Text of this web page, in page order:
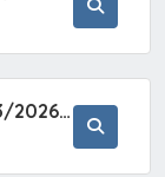
PREGÃO ELETRÔNICO Nº 023/2026 - AQUISIÇÃO DE ENXOVAL INFANTIL, EM ATENDIMENTO À SECRETARIA MUNICIPAL DE EDUCAÇÃO, ATRAVÉS DO SISTEMA DE REGISTRO DE PREÇOS (SRP).